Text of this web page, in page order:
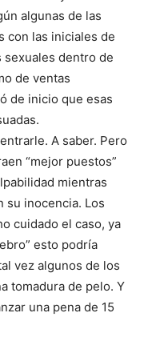
algunas de las
con las iniciales de
sexuales dentro de
de ventas
de inicio que esas
A saber. Pero
“mejor puestos”
mientras
su inocencia. Los
cuidado el caso, ya
esto podría
vez algunos de los
tomadura de pelo. Y
una pena de 15